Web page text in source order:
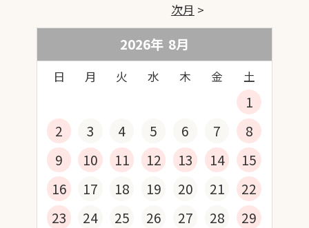
2026年 8月
日 月 火 水 木 金 土
1
2
3 4 5 6 7
8
9
10 11 12 13 14
15
16
17 18 19 20 21
22
23
24 25 26 27 28
29
次月